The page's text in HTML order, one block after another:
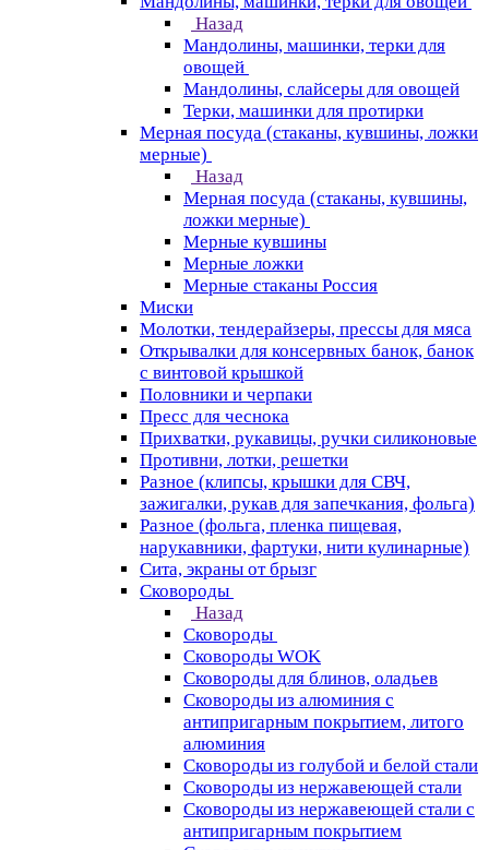
Назад
Мандолины, машинки, терки для
овощей
Мандолины, слайсеры для овощей
Терки, машинки для протирки
Мерная посуда (стаканы, кувшины, ложки
мерные)
Назад
Мерная посуда (стаканы, кувшины,
ложки мерные)
Мерные кувшины
Мерные ложки
Мерные стаканы Россия
Миски
Молотки, тендерайзеры, прессы для мяса
Открывалки для консервных банок, банок
с винтовой крышкой
Половники и черпаки
Пресс для чеснока
Прихватки, рукавицы, ручки силиконовые
Противни, лотки, решетки
Разное (клипсы, крышки для СВЧ,
зажигалки, рукав для запечкания, фольга)
Разное (фольга, пленка пищевая,
нарукавники, фартуки, нити кулинарные)
Сита, экраны от брызг
Сковороды
Назад
Сковороды
Сковороды WOK
Сковороды для блинов, оладьев
Сковороды из алюминия с
антипригарным покрытием, литого
алюминия
Сковороды из голубой и белой стали
Сковороды из нержавеющей стали
Сковороды из нержавеющей стали с
антипригарным покрытием